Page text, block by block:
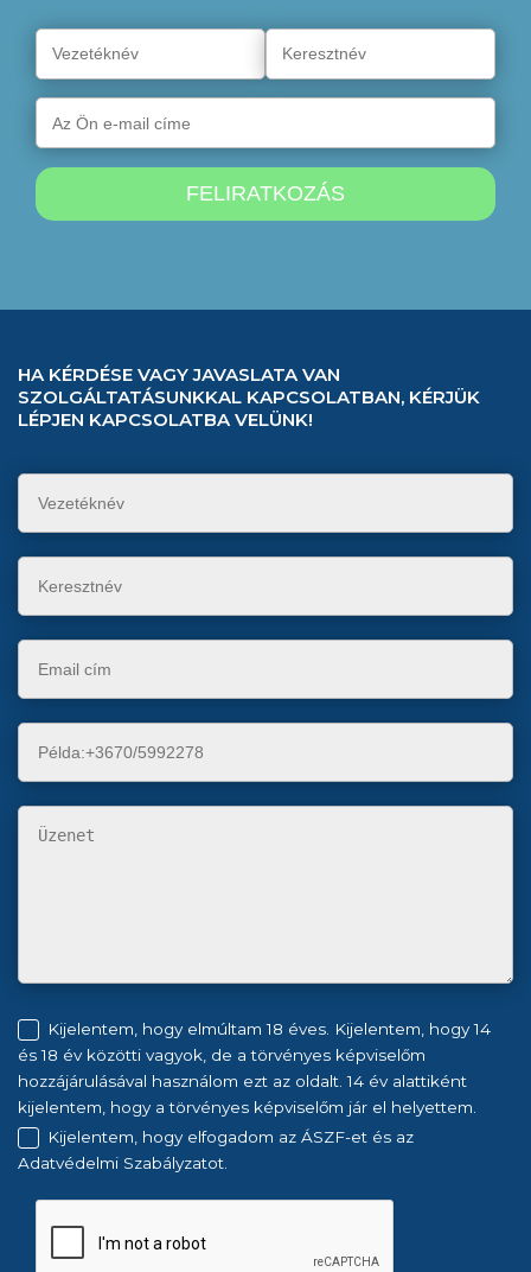
HA KÉRDÉSE VAGY JAVASLATA VAN
SZOLGÁLTATÁSUNKKAL KAPCSOLATBAN, KÉRJÜK
LÉPJEN KAPCSOLATBA VELÜNK!
Kijelentem, hogy elmúltam 18 éves. Kijelentem, hogy 14
és 18 év közötti vagyok, de a törvényes képviselőm
hozzájárulásával használom ezt az oldalt. 14 év alattiként
kijelentem, hogy a törvényes képviselőm jár el helyettem.
Kijelentem, hogy elfogadom az ÁSZF-et és az
Adatvédelmi Szabályzatot.